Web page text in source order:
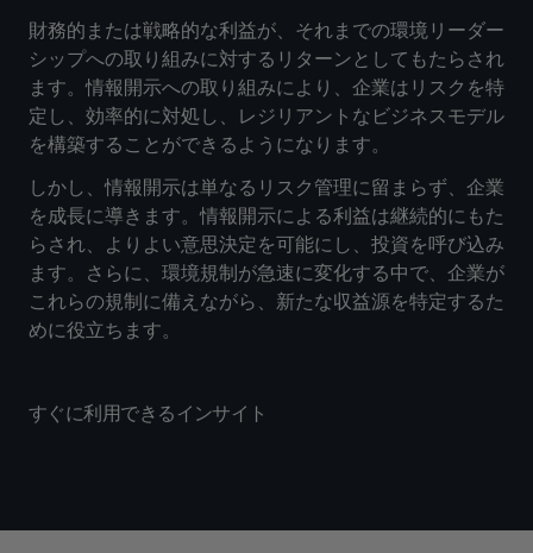
財務的または戦略的な利益が、それまでの環境リーダー
シップへの取り組みに対するリターンとしてもたらされ
ます。情報開示への取り組みにより、企業はリスクを特
定し、効率的に対処し、レジリアントなビジネスモデル
を構築することができるようになります。
しかし、情報開示は単なるリスク管理に留まらず、企業
を成長に導きます。情報開示による利益は継続的にもた
らされ、よりよい意思決定を可能にし、投資を呼び込み
ます。さらに、環境規制が急速に変化する中で、企業が
これらの規制に備えながら、新たな収益源を特定するた
めに役立ちます。
すぐに利用できるインサイト